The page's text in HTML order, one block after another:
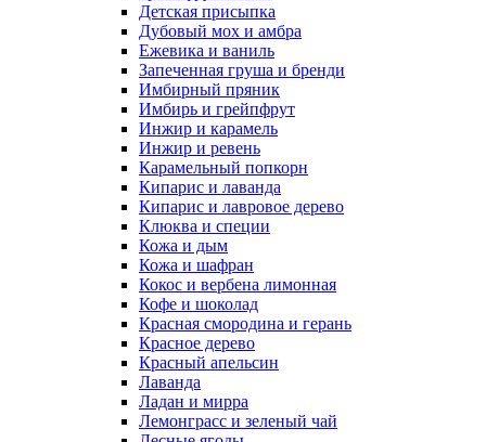
Детская присыпка
Дубовый мох и амбра
Ежевика и ваниль
Запеченная груша и бренди
Имбирный пряник
Имбирь и грейпфрут
Инжир и карамель
Инжир и ревень
Карамельный попкорн
Кипарис и лаванда
Кипарис и лавровое дерево
Клюква и специи
Кожа и дым
Кожа и шафран
Кокос и вербена лимонная
Кофе и шоколад
Красная смородина и герань
Красное дерево
Красный апельсин
Лаванда
Ладан и мирра
Лемонграсс и зеленый чай